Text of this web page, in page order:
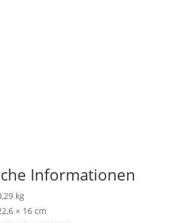
Informationen
kg
× 16 cm